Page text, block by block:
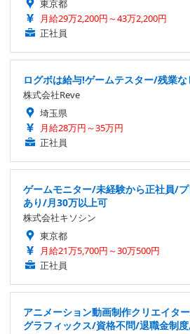
東京都
月給29万2,200円～43万2,200円
正社員
ログボは給与!ゲームテスター/残業
株式会社Reve
埼玉県
月給28万円～35万円
正社員
ゲームモニター/未経験から正社員/
あり/月30万以上可
株式会社キソシン
東京都
月給21万5,700円～30万500円
正社員
アニメーション動画制作クリエイタ
グラフィックス/資格不問/退職金制度